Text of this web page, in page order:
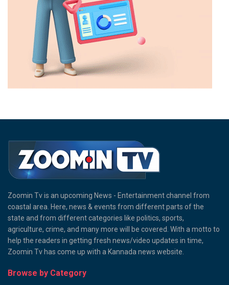
Zoomin Tv is an upcoming News - Entertainment channel from
coastal area. Here, news & events from different parts of the
state and from different categories like politics, sports,
agriculture, crime, and many more will be covered. With a motto to
help the readers in getting fresh news/video updates in time,
Zoomin Tv has come up with a Kannada news website.
Browse by Category